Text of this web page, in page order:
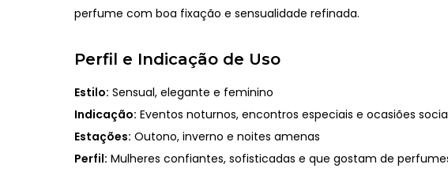
perfume com boa fixação e sensualidade refinada.
Perfil e Indicação de Uso
Estilo: Sensual, elegante e feminino
Indicação: Eventos noturnos, encontros especiais e ocasiões
Estações: Outono, inverno e noites amenas
Perfil: Mulheres confiantes, sofisticadas e que gostam de